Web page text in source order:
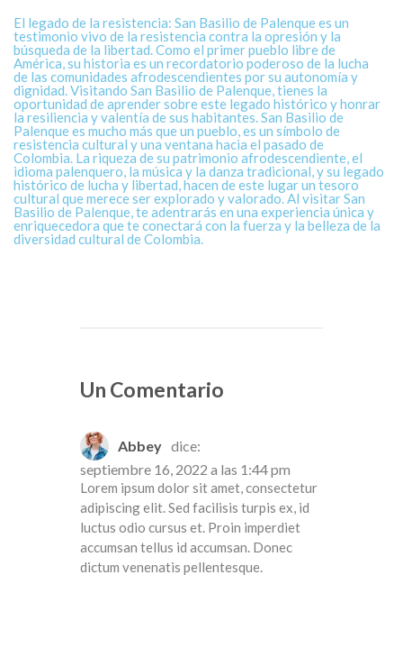
El legado de la resistencia: San Basilio de Palenque es un
testimonio vivo de la resistencia contra la opresión y la
búsqueda de la libertad. Como el primer pueblo libre de
América, su historia es un recordatorio poderoso de la lucha
de las comunidades afrodescendientes por su autonomía y
dignidad. Visitando San Basilio de Palenque, tienes la
oportunidad de aprender sobre este legado histórico y honrar
la resiliencia y valentía de sus habitantes. San Basilio de
Palenque es mucho más que un pueblo, es un símbolo de
resistencia cultural y una ventana hacia el pasado de
Colombia. La riqueza de su patrimonio afrodescendiente, el
idioma palenquero, la música y la danza tradicional, y su legado
histórico de lucha y libertad, hacen de este lugar un tesoro
cultural que merece ser explorado y valorado. Al visitar San
Basilio de Palenque, te adentrarás en una experiencia única y
enriquecedora que te conectará con la fuerza y la belleza de la
diversidad cultural de Colombia.
Un Comentario
Abbey dice:
septiembre 16, 2022 a las 1:44 pm
Lorem ipsum dolor sit amet, consectetur
adipiscing elit. Sed facilisis turpis ex, id
luctus odio cursus et. Proin imperdiet
accumsan tellus id accumsan. Donec
dictum venenatis pellentesque.